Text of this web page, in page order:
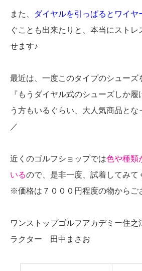
また、 ダイヤルを引っぱるとワイヤ
ぐことも出来たりと、本当にストレ
せます♪
最近は、一度このタイプのシューズ
『もうダイヤル式のシューズしか
う方もいるぐらい、大人気商品と
／
近くのゴルフショップでは色や種類
いるので、是非一度、試着してみ
※価格は７０００円程度の物からご
ワンストップゴルフアカデミー住
ラクター 田中まさお